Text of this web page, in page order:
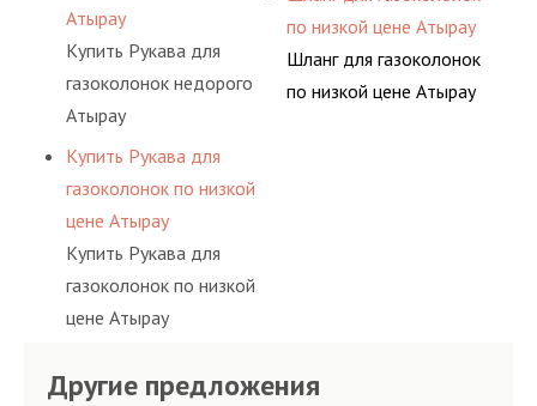
Атырау
Купить Рукава для
газоколонок недорого
Атырау
Купить Рукава для
газоколонок по низкой
цене Атырау
Купить Рукава для
газоколонок по низкой
цене Атырау
по низкой цене Атырау
Шланг для газоколонок
по низкой цене Атырау
Другие предложения